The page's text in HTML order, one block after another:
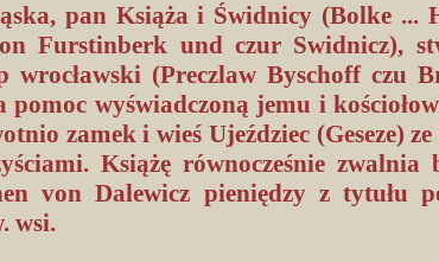
pan Książa i Świdnicy (Bolke ...
Furstinberk und czur Swidnicz),
wrocławski (Preczlaw Byschoff czu
pomoc wyświadczoną jemu i
zamek i wieś Ujeździec (Geseze)
Książę równocześnie zwalnia
von Dalewicz pieniędzy z tytułu
wsi.